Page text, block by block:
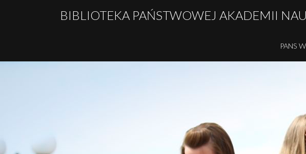
BIBLIOTEKA PAŃSTWOWEJ AKADEMII
PANS